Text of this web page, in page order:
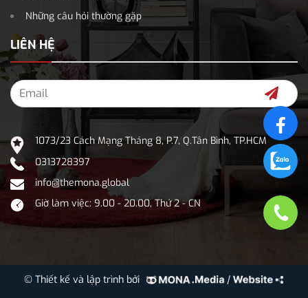
Những câu hỏi thường gặp
LIÊN HỆ
1073/23 Cách Mạng Tháng 8, P.7, Q.Tân Bình, TP.HCM
0313728397
info@themona.global
Giờ làm việc: 9.00 - 20.00, Thứ 2 - CN
© Thiết kế và lập trình bởi